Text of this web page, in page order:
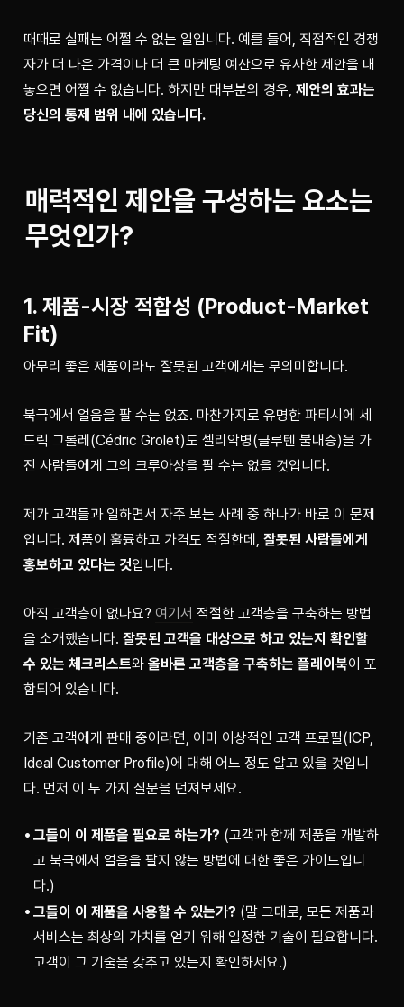
때때로 실패는 어쩔 수 없는 일입니다. 예를 들어, 직접적인 경쟁
자가 더 나은 가격이나 더 큰 마케팅 예산으로 유사한 제안을 내
놓으면 어쩔 수 없습니다. 하지만 대부분의 경우, 제안의 효과는
당신의 통제 범위 내에 있습니다.
매력적인 제안을 구성하는 요소는
무엇인가?
1. 제품-시장 적합성 (Product-Market
Fit)
아무리 좋은 제품이라도 잘못된 고객에게는 무의미합니다.
북극에서 얼음을 팔 수는 없죠. 마찬가지로 유명한 파티시에 세
드릭 그롤레(Cédric Grolet)도 셀리악병(글루텐 불내증)을 가
진 사람들에게 그의 크루아상을 팔 수는 없을 것입니다.
제가 고객들과 일하면서 자주 보는 사례 중 하나가 바로 이 문제
입니다. 제품이 훌륭하고 가격도 적절한데, 잘못된 사람들에게
홍보하고 있다는 것입니다.
아직 고객층이 없나요? 여기서 적절한 고객층을 구축하는 방법
을 소개했습니다. 잘못된 고객을 대상으로 하고 있는지 확인할
수 있는 체크리스트와 올바른 고객층을 구축하는 플레이북이 포
함되어 있습니다.
기존 고객에게 판매 중이라면, 이미 이상적인 고객 프로필(ICP,
Ideal Customer Profile)에 대해 어느 정도 알고 있을 것입니
다. 먼저 이 두 가지 질문을 던져보세요.
그들이 이 제품을 필요로 하는가? (고객과 함께 제품을 개발하
고 북극에서 얼음을 팔지 않는 방법에 대한 좋은 가이드입니
다.)
그들이 이 제품을 사용할 수 있는가? (말 그대로, 모든 제품과
서비스는 최상의 가치를 얻기 위해 일정한 기술이 필요합니다.
고객이 그 기술을 갖추고 있는지 확인하세요.)